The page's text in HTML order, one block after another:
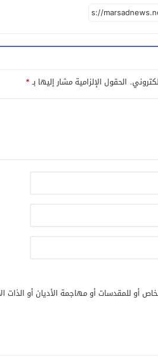
الحقول الإلزامية مشار إليها بـ*
أو للمقدسات أو مهاجمة الأديان أو الذات